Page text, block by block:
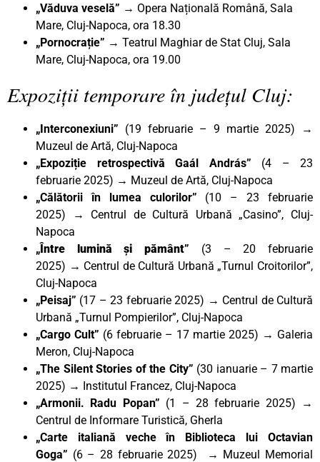
„Văduva veselă” → Opera Națională Română, Sala
Mare, Cluj-Napoca, ora 18.30
„Pornocrație” → Teatrul Maghiar de Stat Cluj, Sala
Mare, Cluj-Napoca, ora 19.00
Expoziții temporare în județul Cluj:
„Interconexiuni” (19 februarie – 9 martie 2025) →
Muzeul de Artă, Cluj-Napoca
„Expoziție retrospectivă Gaál András” (4 – 23
februarie 2025) → Muzeul de Artă, Cluj-Napoca
„Călătorii în lumea culorilor” (10 – 23 februarie
2025)
→ Centrul de Cultură Urbană „Casino”, Cluj-
Napoca
„Între lumină și pământ” (3 – 20 februarie
2025) → Centrul de Cultură Urbană „Turnul Croitorilor”,
Cluj-Napoca
„Peisaj” (17 – 23 februarie 2025) → Centrul de Cultură
Urbană „Turnul Pompierilor”, Cluj-Napoca
„Cargo Cult” (6 februarie – 17 martie 2025) → Galeria
Meron, Cluj-Napoca
„The Silent Stories of the City” (30 ianuarie – 7 martie
2025) → Institutul Francez, Cluj-Napoca
„Armonii. Radu Popan” (1 – 28 februarie 2025) →
Centrul de Informare Turistică, Gherla
„Carte italiană veche în Biblioteca lui Octavian
Goga” (6 – 28 februarie 2025) → Muzeul Memorial